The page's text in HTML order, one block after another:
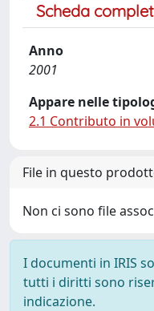
Scheda
Anno
2001
Appare nelle
2.1 Contributo in
File in questo
Non ci sono file
I documenti in IRIS
tutti i diritti sono
indicazione.